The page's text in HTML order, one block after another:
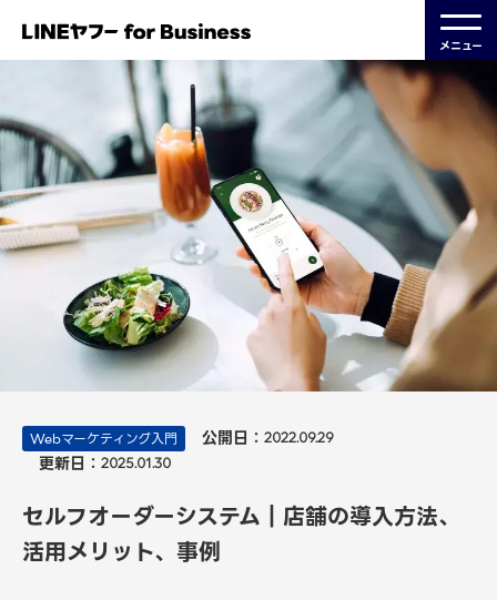
メニュー
Webマーケティング入門 公開日： 2022.09.29
更新日： 2025.01.30
セルフオーダーシステム｜店舗の導入方法、
活用メリット、事例